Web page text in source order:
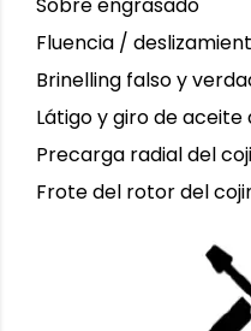
Sobre engrasado
Fluencia /
Brinelling falso y
Látigo y giro de aceite
Precarga radial del
Frote del rotor del